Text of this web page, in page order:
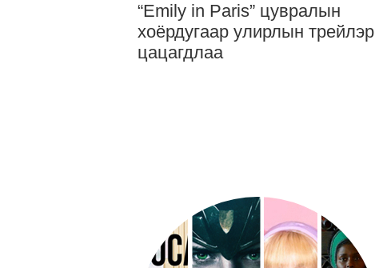
“Emily in Paris” цувралын
хоёрдугаар улирлын трейлэр
цацагдлаа